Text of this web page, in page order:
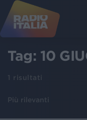
Tag: 10
1 risultati
Più rilevanti